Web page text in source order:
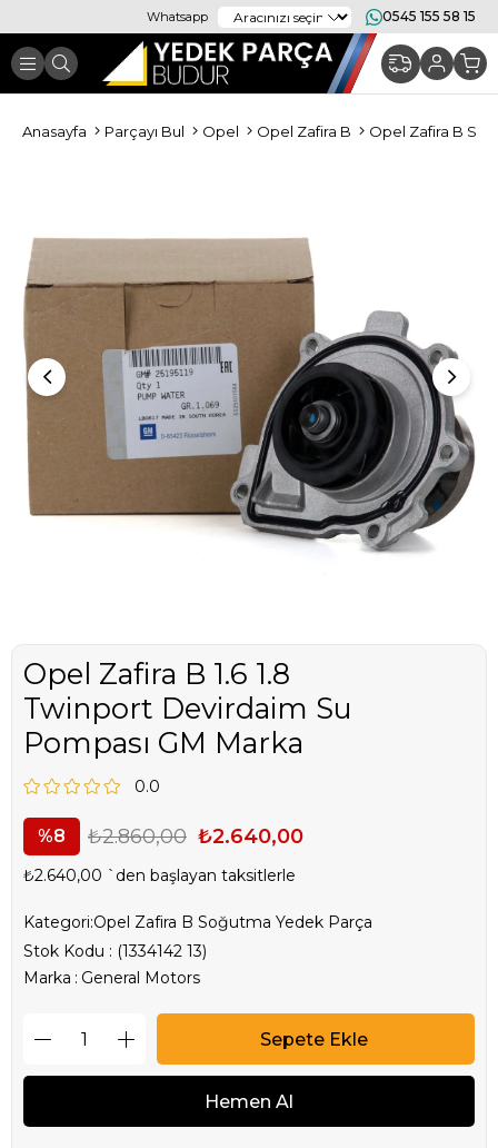
Whatsapp 0545 155 58 15
Anasayfa Parçayı Bul Opel Opel Zafira B Opel Zafira B
Opel Zafira B 1.6 1.8
Twinport Devirdaim Su
Pompası GM Marka
0.0
8 ₺2.860,00 ₺2.640,00
₺2.640,00 `den başlayan taksitlerle
Kategori:Opel Zafira B Soğutma Yedek Parça
Stok Kodu
(1334142 13)
Marka : General Motors